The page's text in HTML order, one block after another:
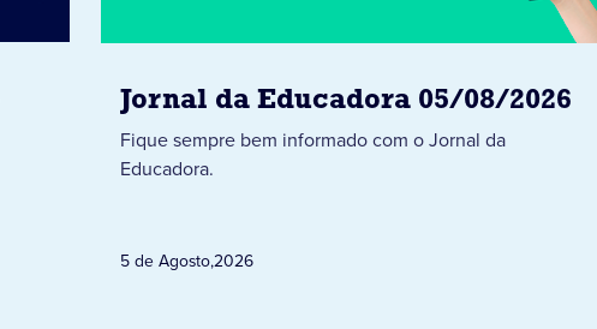
Jornal da Educadora 05/08/2026
Fique sempre bem informado com o Jornal da
Educadora.
5 de Agosto,2026